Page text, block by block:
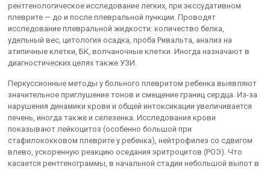
рентгенологическое исследование легких, при экссудативном
плеврите — до и после плевральной пункции. Проводят
исследование плевральной жидкости: количество белка,
удельный вес, цитология осадка, проба Ривальта, анализ на
атипичные клетки, БК, волчаночные клетки. Иногда назначают в
диагностических целях также УЗИ.
Перкуссионные методы у больного плевритом ребенка выявляют
значительное приглушение тонов и смещение границ сердца. Из-за
нарушения динамики крови и общей интоксикации увеличивается
печень, иногда также и селезенка. Исследования крови
показывают лейкоцитоз (особенно большой при
стафилококковом плеврите у ребенка), нейтрофилез со сдвигом
влево, ускоренную реакцию оседания эритроцитов (РОЭ). Что
касается рентгенограммы, в начальной стадии небольшой выпот в